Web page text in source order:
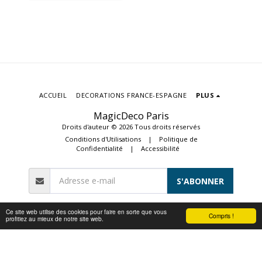
Compris !
Ce site web utilise des cookies pour faire en sorte que vous
profitiez au mieux de notre site web.
MagicDeco Paris
Droits d'auteur © 2026 Tous droits réservés
Conditions d'Utilisations| Politique de
Confidentialité | Accessibilité
ACCUEIL DECORATIONS FRANCE-ESPAGNE PLUS
S'ABONNER